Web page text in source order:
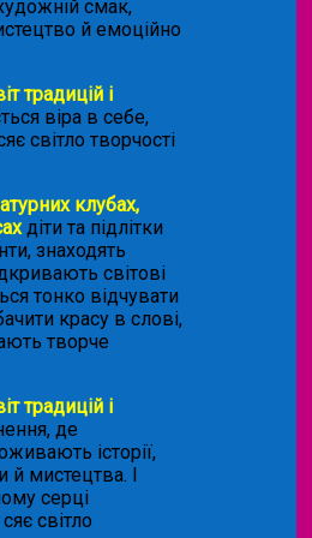
смак,
й емоційно
традицій і
віра в себе,
світло творчості
клубах,
діти та підлітки
знаходять
світові
тонко відчувати
красу в слові,
творче
традицій і
де
історії,
мистецтва. І
серці
світло